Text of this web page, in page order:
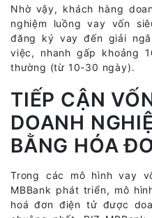
Nhờ vậy, khách hàng
nghiệm luồng vay vốn
đăng ký vay đến giải
việc, nhanh gấp khoảng
thường (từ 10-30 ngày).
TIẾP CẬN
DOANH
BẰNG HÓA
Trong các mô hình vay
MBBank phát triển, mô
hoá đơn điện tử được